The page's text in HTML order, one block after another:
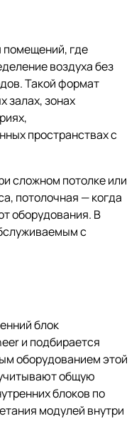
помещений, где
воздуха без
Такой формат
залах, зонах
пространствах с
сложном потолке или
потолочная — когда
оборудования. В
с
блок
и подбирается
оборудованием этой
общую
блоков по
модулей внутри